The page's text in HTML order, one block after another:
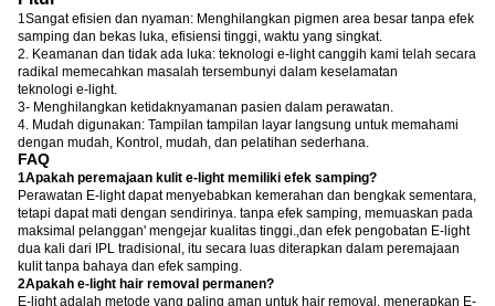
1Sangat efisien dan nyaman: Menghilangkan pigmen area besar tanpa efek
samping dan bekas luka, efisiensi tinggi, waktu yang singkat.
2. Keamanan dan tidak ada luka: teknologi e-light canggih kami telah secara
radikal memecahkan masalah tersembunyi dalam keselamatan
teknologi e-light.
3- Menghilangkan ketidaknyamanan pasien dalam perawatan.
4. Mudah digunakan: Tampilan tampilan layar langsung untuk memahami
dengan mudah, Kontrol, mudah, dan pelatihan sederhana.
FAQ
1Apakah peremajaan kulit e-light memiliki efek samping?
Perawatan E-light dapat menyebabkan kemerahan dan bengkak sementara,
tetapi dapat mati dengan sendirinya. tanpa efek samping, memuaskan pada
maksimal pelanggan' mengejar kualitas tinggi.,dan efek pengobatan E-light
dua kali dari IPL tradisional, itu secara luas diterapkan dalam peremajaan
kulit tanpa bahaya dan efek samping.
2Apakah e-light hair removal permanen?
E-light adalah metode yang paling aman untuk hair removal. menerapkan E-